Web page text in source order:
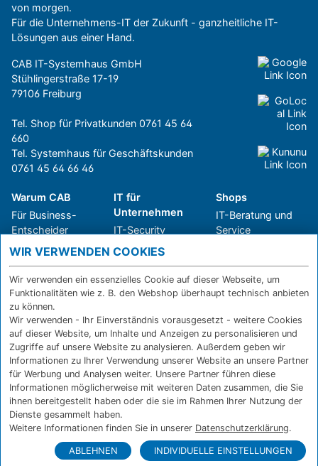
von morgen.
Für die Unternehmens-IT der Zukunft - ganzheitliche IT-
Lösungen aus einer Hand.
CAB IT-Systemhaus GmbH
Stühlingerstraße 17-19
79106 Freiburg
Tel. Shop für Privatkunden 0761 45 64
660
Tel. Systemhaus für Geschäftskunden
0761 45 64 66 46
Warum CAB
Für Business-
Entscheider
Für IT-Leiter
Für Privatkunden
Erfolgsgeschichte
n
Branchen
IT für
Unternehmen
IT-Security
IT-Infrastruktur
IT-Service
Softwarelösungen
WLAN-Lösungen
Shops
IT-Beratung und
Service
Versand- und
Zahlarten
Widerruf
Über CAB
Karriere
Sponsoring
Partner
News
Kontakt
IMPRESSUM
DATENSCHUTZ
FERNWARTUNG
WIR VERWENDEN COOKIES
Wir verwenden ein essenzielles Cookie auf dieser Webseite, um
Funktionalitäten wie z. B. den Webshop überhaupt technisch anbieten
zu können.
Wir verwenden - Ihr Einverständnis vorausgesetzt - weitere Cookies
auf dieser Website, um Inhalte und Anzeigen zu personalisieren und
Zugriffe auf unsere Website zu analysieren. Außerdem geben wir
Informationen zu Ihrer Verwendung unserer Website an unsere Partner
für Werbung und Analysen weiter. Unsere Partner führen diese
Informationen möglicherweise mit weiteren Daten zusammen, die Sie
ihnen bereitgestellt haben oder die sie im Rahmen Ihrer Nutzung der
Dienste gesammelt haben.
Weitere Informationen finden Sie in unserer Datenschutzerklärung.
ABLEHNEN INDIVIDUELLE EINSTELLUNGEN